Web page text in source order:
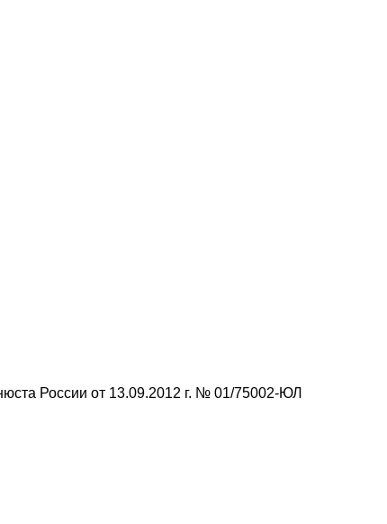
России от 13.09.2012 г. № 01/75002-ЮЛ